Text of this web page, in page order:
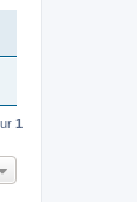
1